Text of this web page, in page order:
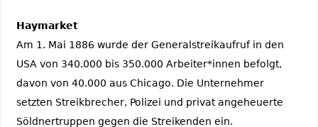
Haymarket
Am 1. Mai 1886 wurde der Generalstreikaufruf in den
USA von 340.000 bis 350.000 Arbeiter*innen befolgt,
davon von 40.000 aus Chicago. Die Unternehmer
setzten Streikbrecher, Polizei und privat angeheuerte
Söldnertruppen gegen die Streikenden ein.